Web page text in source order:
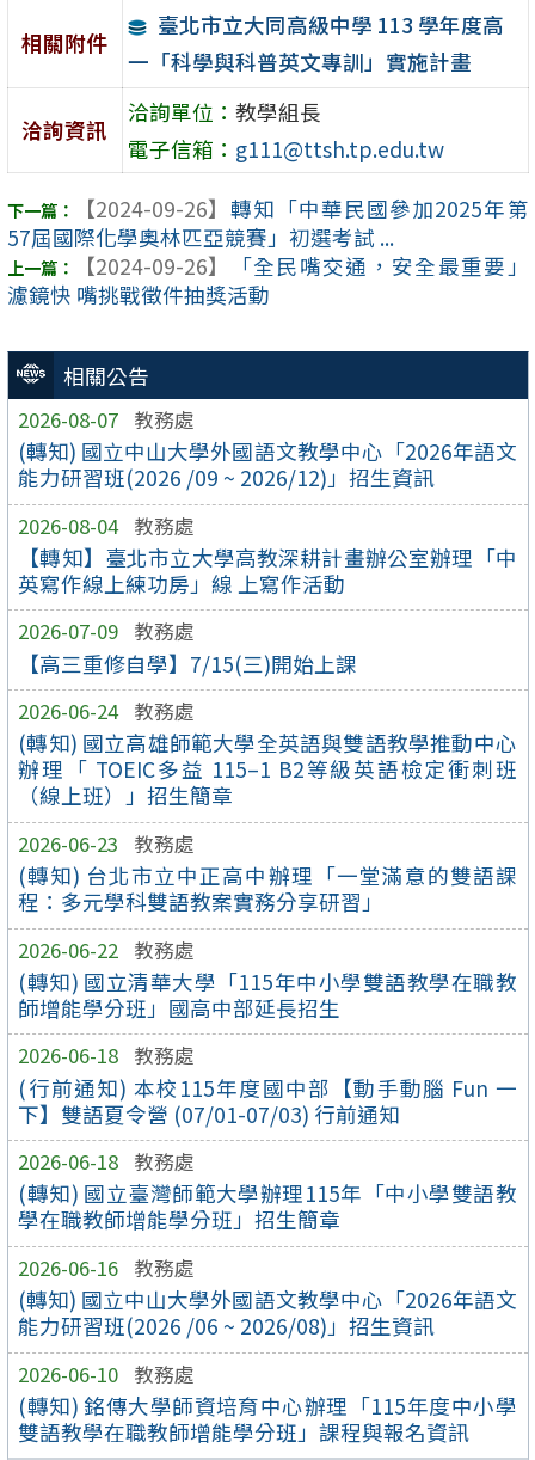
相關公告
2026-08-07 教務處
(轉知) 國立中山大學外國語文教學中心「2026年語文
能力研習班(2026 /09 ~ 2026/12)」招生資訊
2026-08-04 教務處
【轉知】臺北市立大學高教深耕計畫辦公室辦理「中
英寫作線上練功房」線 上寫作活動
2026-07-09 教務處
【高三重修自學】7/15(三)開始上課
2026-06-24 教務處
(轉知) 國立高雄師範大學全英語與雙語教學推動中心
辦理「 TOEIC多益 115–1 B2等級英語檢定衝刺班
（線上班）」招生簡章
2026-06-23 教務處
(轉知) 台北市立中正高中辦理「一堂滿意的雙語課
程：多元學科雙語教案實務分享研習」
2026-06-22 教務處
(轉知) 國立清華大學「115年中小學雙語教學在職教
師增能學分班」國高中部延長招生
2026-06-18 教務處
(行前通知) 本校115年度國中部【動手動腦 Fun 一
下】雙語夏令營 (07/01-07/03) 行前通知
2026-06-18 教務處
(轉知) 國立臺灣師範大學辦理115年「中小學雙語教
學在職教師增能學分班」招生簡章
2026-06-16 教務處
(轉知) 國立中山大學外國語文教學中心「2026年語文
能力研習班(2026 /06 ~ 2026/08)」招生資訊
2026-06-10 教務處
(轉知) 銘傳大學師資培育中心辦理「115年度中小學
雙語教學在職教師增能學分班」課程與報名資訊
相關附件
臺北市立大同高級中學 113 學年度高
一「科學與科普英文專訓」實施計畫
洽詢資訊
洽詢單位： 教學組長
電子信箱： g111@ttsh.tp.edu.tw
【2024-09-26】 轉知「中華民國參加2025年第
57屆國際化學奧林匹亞競賽」初選考試 ...
【2024-09-26】
「全民嘴交通，安全最重要」
濾鏡快 嘴挑戰徵件抽獎活動